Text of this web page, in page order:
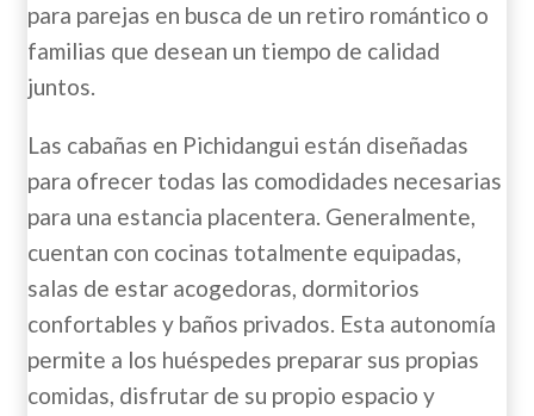
para parejas en busca de un retiro romántico o
familias que desean un tiempo de calidad
juntos.
Las cabañas en Pichidangui están diseñadas
para ofrecer todas las comodidades necesarias
para una estancia placentera. Generalmente,
cuentan con cocinas totalmente equipadas,
salas de estar acogedoras, dormitorios
confortables y baños privados. Esta autonomía
permite a los huéspedes preparar sus propias
comidas, disfrutar de su propio espacio y